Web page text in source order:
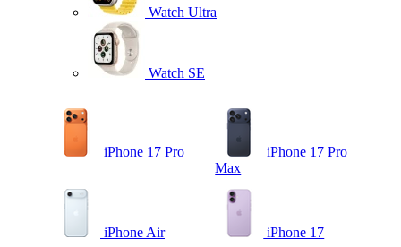
Watch Ultra
Watch SE
iPhone 17 Pro
iPhone 17 Pro
Max
iPhone Air iPhone 17